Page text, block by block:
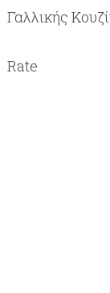
Γαλλικής
Rate